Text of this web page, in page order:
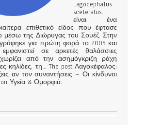
Lagocephalus
sceleratus,
είναι ένα
επιθετικό είδος που έφτασε
μέσω της Διώρυγας του Σουέζ. Στην
για πρώτη φορά το 2005 και
εμφανιστεί σε αρκετές θαλάσσιες
από την ασημόγκριζη ράχη
κηλίδες, τη... The post Λαγοκέφαλος:
αν τον συναντήσεις – Οι κίνδυνοι
Υγεία & Ομορφιά.